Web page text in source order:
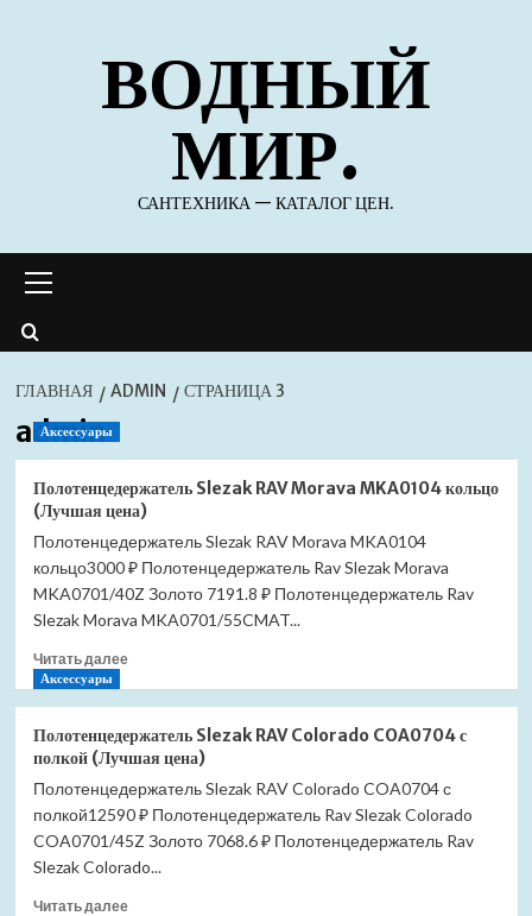
содержимомуВОДНЫЙ
МИР.
САНТЕХНИКА — КАТАЛОГ ЦЕН.
меню
ГЛАВНАЯ ADMIN СТРАНИЦА 3
admin
Аксессуары
Полотенцедержатель Slezak RAV Morava MKA0104 кольцо
(Лучшая цена)
Полотенцедержатель Slezak RAV Morava MKA0104
кольцо3000 ₽ Полотенцедержатель Rav Slezak Morava
MKA0701/40Z Золото 7191.8 ₽ Полотенцедержатель Rav
Slezak Morava MKA0701/55CMAT...
Читать далееПрочитать
Полотенцедержатель
Slezak
RAV
Morava
MKA0104
кольцо
(Лучшая
Аксессуары
Полотенцедержатель Slezak RAV Colorado COA0704 с
полкой (Лучшая цена)
Полотенцедержатель Slezak RAV Colorado COA0704 с
полкой12590 ₽ Полотенцедержатель Rav Slezak Colorado
COA0701/45Z Золото 7068.6 ₽ Полотенцедержатель Rav
Slezak Colorado...
Читать далееПрочитать